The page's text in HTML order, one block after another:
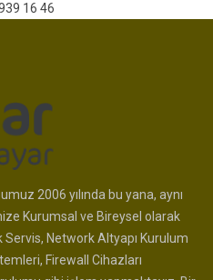
16 46
2006 yılında bu yana, aynı
Kurumsal ve Bireysel olarak
Servis, Network Altyapı Kurulum
Firewall Cihazları